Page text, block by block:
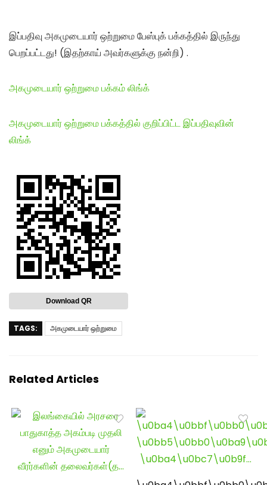
இப்பதிவு அகமுடையார் ஒற்றுமை பேஸ்புக் பக்கத்தில் இருந்து
பெறப்பட்டது! (இதற்காய் அவர்களுக்கு நன்றி) .
அகமுடையார் ஒற்றுமை பக்கம் லிங்க்
அகமுடையார் ஒற்றுமை பக்கத்தில் குறிப்பிட்ட இப்பதிவுவின்
லிங்க்
Download QR
TAGS: அகமுடையார் ஒற்றுமை
Related Articles